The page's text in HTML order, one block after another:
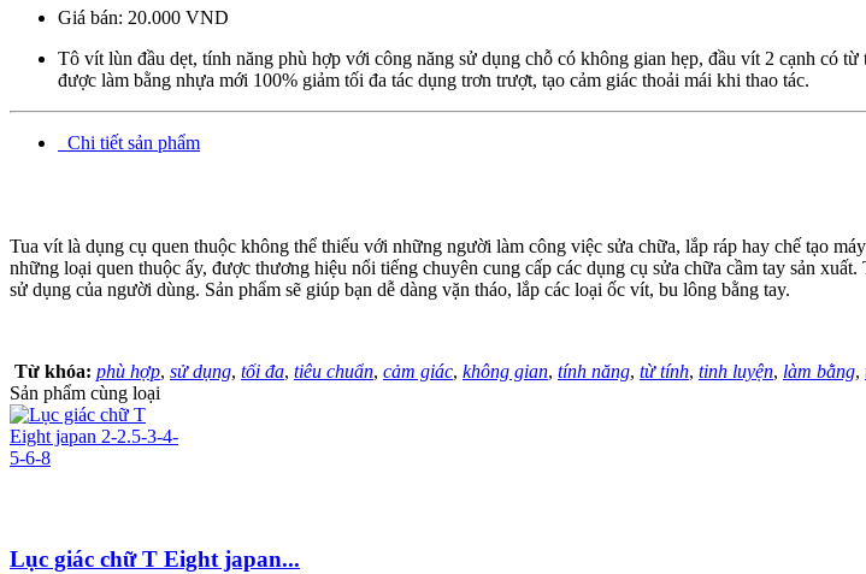
Giá bán: 20.000 VND
Tô vít lùn đầu dẹt, tính năng phù hợp với công năng sử dụng chỗ có không gian hẹp, đầu vít 2 cạnh có
được làm bằng nhựa mới 100% giảm tối đa tác dụng trơn trượt, tạo cảm giác thoải mái khi thao tác.
Chi tiết sản phẩm
Tua vít là dụng cụ quen thuộc không thể thiếu với những người làm công việc sửa chữa, lắp ráp hay chế tạo
những loại quen thuộc ấy, được thương hiệu nổi tiếng chuyên cung cấp các dụng cụ sửa chữa cầm tay sản
sử dụng của người dùng. Sản phẩm sẽ giúp bạn dễ dàng vặn tháo, lắp các loại ốc vít, bu lông bằng tay.
Từ khóa: phù hợp, sử dụng, tối đa, tiêu chuẩn, cảm giác, không gian, tính năng, từ tính, tinh luyện, làm bằng,
Sản phẩm cùng loại
Lục giác chữ T Eight japan...